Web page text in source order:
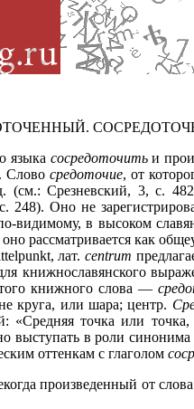
языка сосредоточитьи
Слово средоточие, от
Срезневский, 3, с.
248). Оно не
видимому, в высоком
рассматривается как
лат.centrum
книжнославянского
книжного слова —
круга, или шара; центр.
«Средняя точка или
выступать в роли
оттенкам с глаголом
произведенный от